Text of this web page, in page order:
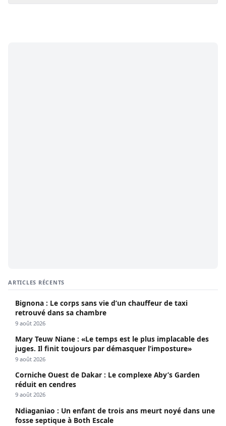
ARTICLES RÉCENTS
Bignona : Le corps sans vie d’un chauffeur de taxi
retrouvé dans sa chambre
9 août 2026
Mary Teuw Niane : «Le temps est le plus implacable des
juges. Il finit toujours par démasquer l’imposture»
9 août 2026
Corniche Ouest de Dakar : Le complexe Aby’s Garden
réduit en cendres
9 août 2026
Ndiaganiao : Un enfant de trois ans meurt noyé dans une
fosse septique à Both Escale